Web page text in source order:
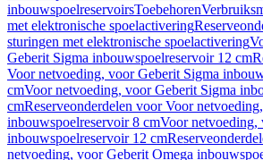
inbouwspoelreservoirsToebehoren
met elektronische spoelactivering
sturingen met elektronische spoelactivering
Geberit Sigma inbouwspoelreservoir 12 cm
Voor netvoeding, voor Geberit Sigma
cmVoor netvoeding, voor Geberit Sigma
cmReserveonderdelen voor Voor
inbouwspoelreservoir 8 cmVoor netvoeding,
inbouwspoelreservoir 12 cm
netvoeding, voor Geberit Omega